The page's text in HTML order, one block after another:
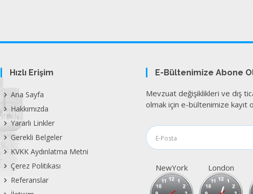
Hızlı Erişim
Ana Sayfa
Hakkımızda
Yararlı Linkler
Gerekli Belgeler
KVKK Aydınlatma Metni
Çerez Politikası
Referanslar
E-Bültenimize Abone
Mevzuat değişiklikleri ve dış
olmak için e-bültenimize kayıt
NewYork London